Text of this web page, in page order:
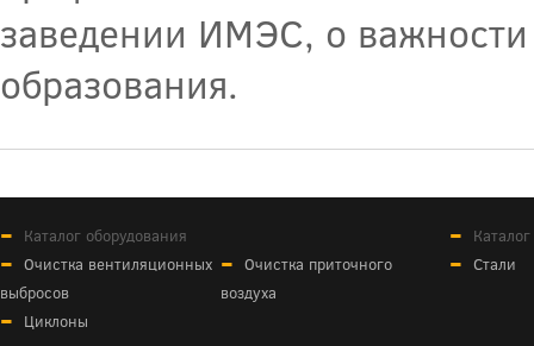
заведении ИМЭС, о
образования.
Каталог оборудования
Очистка вентиляционных
выбросов
Очистка приточного
воздуха
Циклоны
Стали